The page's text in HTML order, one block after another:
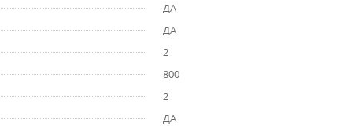
ДА
ДА
2
800
2
ДА